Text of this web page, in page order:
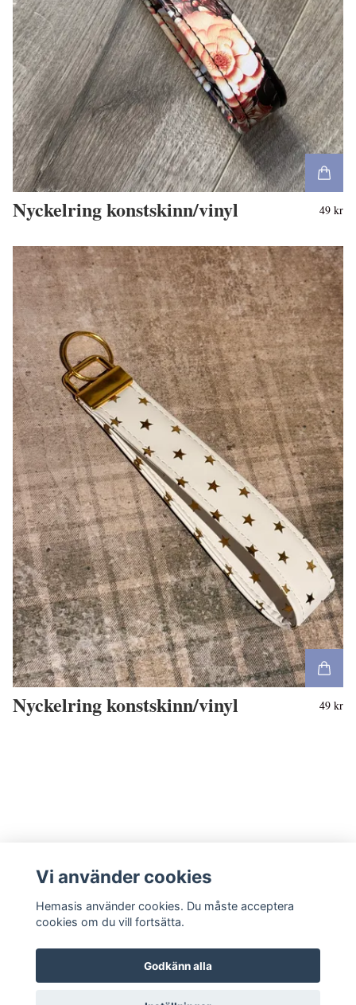
Nyckelring konstskinn/vinyl 49 kr
Nyckelring konstskinn/vinyl 49 kr
Kontakta oss
Vi använder cookies
Hemasis använder cookies. Du måste acceptera
cookies om du vill fortsätta.
Godkänn alla